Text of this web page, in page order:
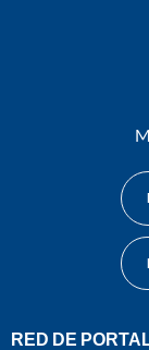
RED DE